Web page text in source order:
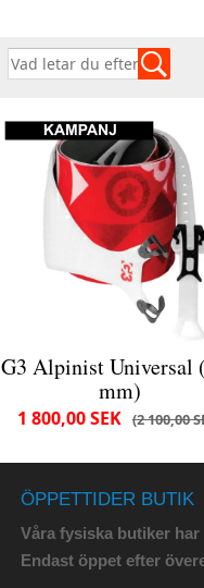
G3 Alpinist Universal
mm)
2 100,00
1 800,00 SEK
ÖPPETTIDER BUTIK
Våra fysiska butiker
Endast öppet efter